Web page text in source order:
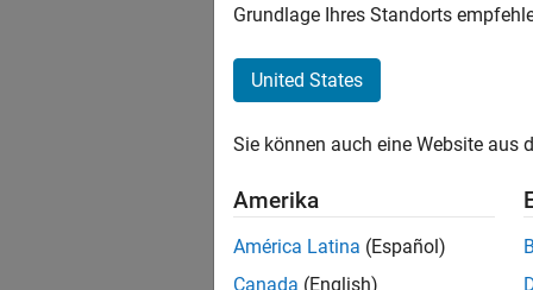
Stellen
Es
Region
Grundlage Ihres Standorts
United States
Sie können auch eine Website aus
Amerika
América Latina (Español)
Canada (English)